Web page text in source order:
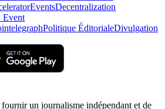
EventsDecentralization
Politique ÉditorialeDivulgation
un journalisme indépendant et de